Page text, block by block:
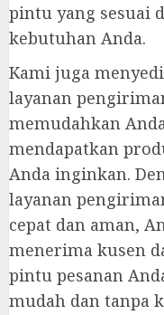
pintu yang sesuai
kebutuhan Anda.
Kami juga
layanan
memudahkan
mendapatkan
Anda inginkan.
layanan
cepat dan aman,
menerima kusen
pintu pesanan
mudah dan tanpa